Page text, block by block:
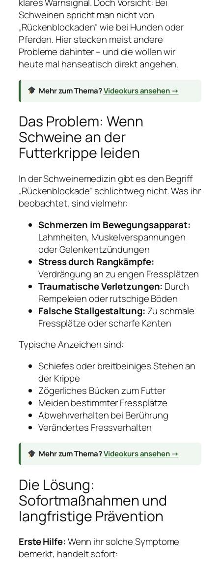
klares Warnsignal. Doch Vorsicht: Bei
Schweinen spricht man nicht von
„Rückenblockaden“ wie bei Hunden oder
Pferden. Hier stecken meist andere
Probleme dahinter – und die wollen wir
heute mal hanseatisch direkt angehen.
Mehr zum Thema?Videokurs ansehen →
Das Problem: Wenn
Schweine an der
Futterkrippe leiden
In der Schweinemedizin gibt es den Begriff
„Rückenblockade“ schlichtweg nicht. Was ihr
beobachtet, sind vielmehr:
Schmerzen im Bewegungsapparat:
Lahmheiten, Muskelverspannungen
oder Gelenkentzündungen
Stress durch Rangkämpfe:
Verdrängung an zu engen Fressplätzen
Traumatische Verletzungen: Durch
Rempeleien oder rutschige Böden
Falsche Stallgestaltung: Zu schmale
Fressplätze oder scharfe Kanten
Typische Anzeichen sind:
Schiefes oder breitbeiniges Stehen an
der Krippe
Zögerliches Bücken zum Futter
Meiden bestimmter Fressplätze
Abwehrverhalten bei Berührung
Verändertes Fressverhalten
Mehr zum Thema?Videokurs ansehen →
Die Lösung:
Sofortmaßnahmen und
langfristige Prävention
Erste Hilfe:Wenn ihr solche Symptome
bemerkt, handelt sofort: